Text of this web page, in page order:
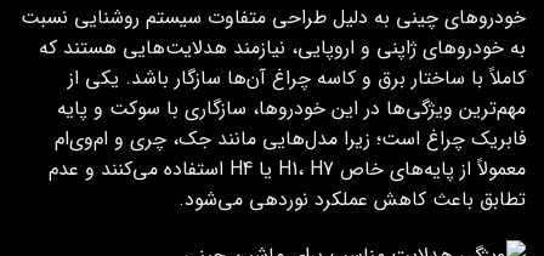
خودروهای چینی به دلیل طراحی متفاوت سیستم روشنایی نسبت
به خودروهای ژاپنی و اروپایی، نیازمند هدلایت‌هایی هستند که
کاملاً با ساختار برق و کاسه‌ چراغ آن‌ها سازگار باشد. یکی از
مهم‌ترین ویژگی‌ها در این خودروها، سازگاری با سوکت و پایه
فابریک چراغ است؛ زیرا مدل‌هایی مانند جک، چری و ام‌وی‌ام
معمولاً از پایه‌های خاص H1، H7 یا H4 استفاده می‌کنند و عدم
تطابق باعث کاهش عملکرد نوردهی می‌شود.